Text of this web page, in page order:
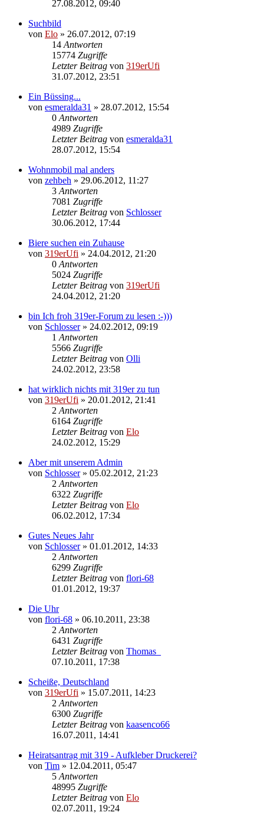
27.08.2012, 09:40
Suchbild
von Elo » 26.07.2012, 07:19
14 Antworten
15774 Zugriffe
Letzter Beitrag von 319erUfi
31.07.2012, 23:51
Ein Büssing...
von esmeralda31 » 28.07.2012, 15:54
0 Antworten
4989 Zugriffe
Letzter Beitrag von esmeralda31
28.07.2012, 15:54
Wohnmobil mal anders
von zehbeh » 29.06.2012, 11:27
3 Antworten
7081 Zugriffe
Letzter Beitrag von Schlosser
30.06.2012, 17:44
Biere suchen ein Zuhause
von 319erUfi » 24.04.2012, 21:20
0 Antworten
5024 Zugriffe
Letzter Beitrag von 319erUfi
24.04.2012, 21:20
bin Ich froh 319er-Forum zu lesen :-)))
von Schlosser» 24.02.2012, 09:19
1 Antworten
5566 Zugriffe
Letzter Beitrag von Olli
24.02.2012, 23:58
hat wirklich nichts mit 319er zu tun
von 319erUfi » 20.01.2012, 21:41
2 Antworten
6164 Zugriffe
Letzter Beitrag von Elo
24.02.2012, 15:29
Aber mit unserem Admin
von Schlosser» 05.02.2012, 21:23
2 Antworten
6322 Zugriffe
Letzter Beitrag von Elo
06.02.2012, 17:34
Gutes Neues Jahr
von Schlosser» 01.01.2012, 14:33
2 Antworten
6299 Zugriffe
Letzter Beitrag von flori-68
01.01.2012, 19:37
Die Uhr
von flori-68 » 06.10.2011, 23:38
2 Antworten
6431 Zugriffe
Letzter Beitrag von Thomas_
07.10.2011, 17:38
Scheiße, Deutschland
von 319erUfi » 15.07.2011, 14:23
2 Antworten
6300 Zugriffe
Letzter Beitrag von kaasenco66
16.07.2011, 14:41
Heiratsantrag mit 319 - Aufkleber Druckerei?
von Tim » 12.04.2011, 05:47
5 Antworten
48995 Zugriffe
Letzter Beitrag von Elo
02.07.2011, 19:24